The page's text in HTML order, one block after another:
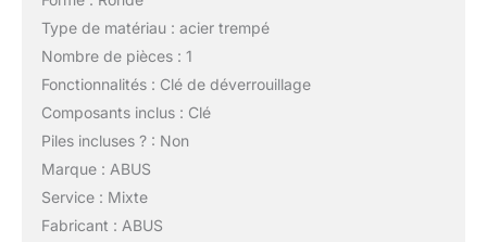
Type de matériau : acier trempé
Nombre de pièces : 1
Fonctionnalités : Clé de déverrouillage
Composants inclus : Clé
Piles incluses ? : Non
Marque : ABUS
Service : Mixte
Fabricant : ABUS